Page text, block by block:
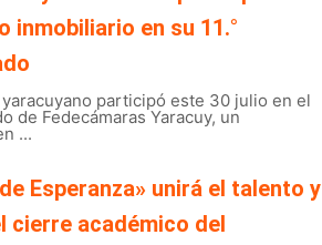
inmobiliario en su 11.°
participó este 30 julio en el
de Fedecámaras Yaracuy, un
...
Esperanza» unirá el talento y
cierre académico del